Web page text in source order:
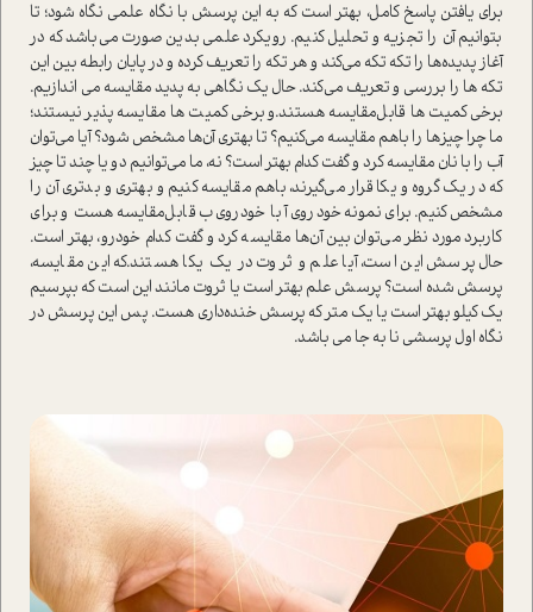
برای یافتن پاسخ کامل، بهتر ا‌ست که به این پرسش با نگاه علمی نگاه شود؛ تا
بتوانیم آن را تجزیه و تحلیل کنیم. رویکرد علمی بدین صورت می‌باشد که در
آغاز پدیده‌ها را تکه تکه می‌کند و هر تکه را تعریف کرده و در پایان رابطه بین این
تکه ها را بررسی و تعریف می‌کند. حال یک نگاهی به پدید مقایسه می اندازیم.
برخی کمیت ها قابل‌مقایسه هستند‌.و برخی کمیت ها مقایسه پذیر نیستند؛
ما چرا چیزها را باهم مقایسه می‌کنیم؟ تا بهتری آن‌ها مشخص شود؟ آیا می‌توان
آب را با نان مقایسه کرد و گفت کدام بهتر ا‌ست؟ نه، ما می‌توانیم دو یا چند تا چیز
که در یک گروه و یکا قرار می‌گیرند، باهم مقایسه کنیم و بهتری و بدتری آن را
مشخص کنیم. برای نمونه خودروی آ با خودروی ب قابل‌مقایسه هست و برای
کاربرد مورد نظر می‌توان بین آن‌ها مقایسه کرد و گفت کدام خودرو، بهتر ا‌ست.
حال پرسش این ا‌ست، آیا علم و ثروت در یک یکا هستند‌.که این مقایسه،
پرسش شده ا‌ست؟ پرسش علم بهتر ا‌ست یا ثروت مانند این ا‌ست که بپرسیم
یک کیلو بهتر ا‌ست یا یک متر که پرسش خنده‌داری هست. پس این پرسش در
نگاه اول پرسشی نا به جا می باشد.